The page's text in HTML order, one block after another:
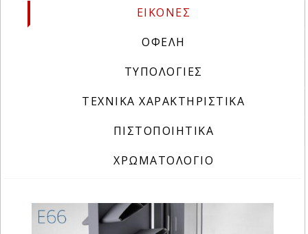
ΕΙΚΟΝΕΣ
ΟΦΕΛΗ
ΤΥΠΟΛΟΓΙΕΣ
ΤΕΧΝΙΚΑ ΧΑΡΑΚΤΗΡΙΣΤΙΚΑ
ΠΙΣΤΟΠΟΙΗΤΙΚΑ
ΧΡΩΜΑΤΟΛΟΓΙΟ